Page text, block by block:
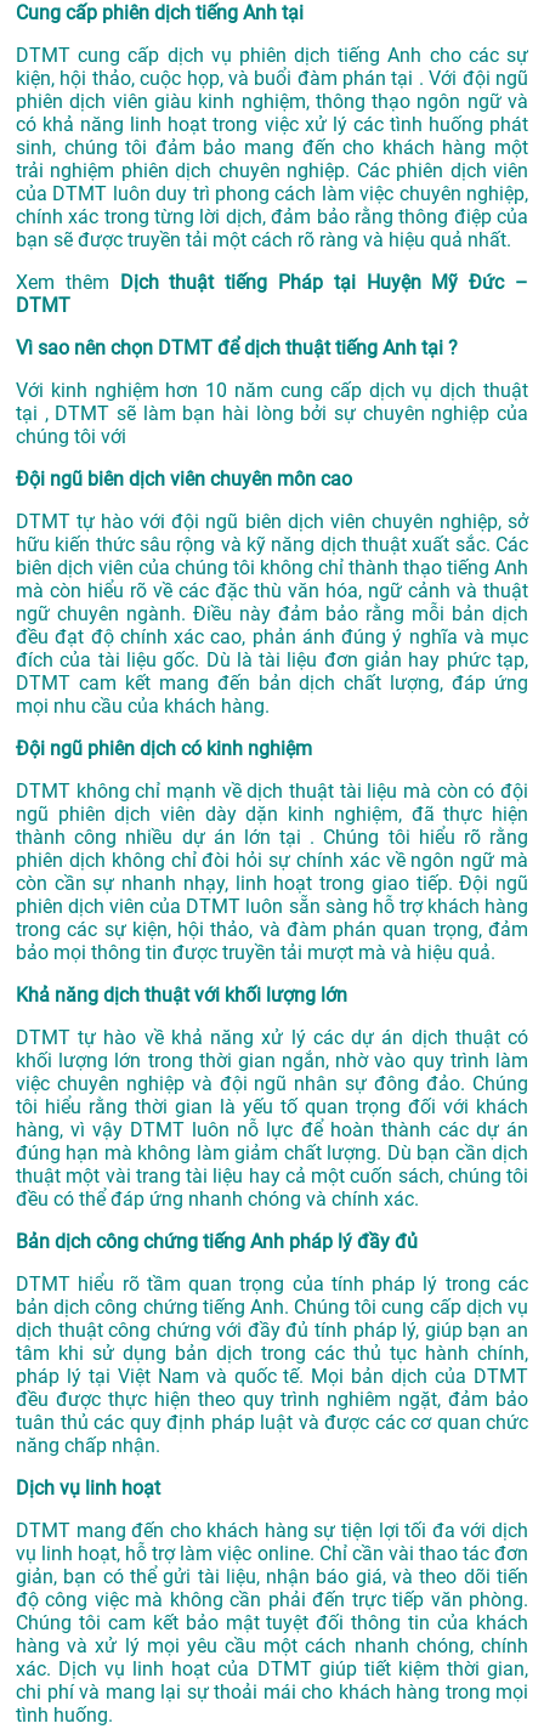
Cung cấp phiên dịch tiếng Anh tại
DTMT cung cấp dịch vụ phiên dịch tiếng Anh cho các sự
kiện, hội thảo, cuộc họp, và buổi đàm phán tại . Với đội ngũ
phiên dịch viên giàu kinh nghiệm, thông thạo ngôn ngữ và
có khả năng linh hoạt trong việc xử lý các tình huống phát
sinh, chúng tôi đảm bảo mang đến cho khách hàng một
trải nghiệm phiên dịch chuyên nghiệp. Các phiên dịch viên
của DTMT luôn duy trì phong cách làm việc chuyên nghiệp,
chính xác trong từng lời dịch, đảm bảo rằng thông điệp của
bạn sẽ được truyền tải một cách rõ ràng và hiệu quả nhất.
Xem thêm
Dịch thuật tiếng Pháp tại Huyện Mỹ Đức –
DTMT
Vì sao nên chọn DTMT để dịch thuật tiếng Anh tại ?
Với kinh nghiệm hơn 10 năm cung cấp dịch vụdịch thuật
tại , DTMT sẽ làm bạn hài lòng bởi sự chuyên nghiệp của
chúng tôi với
Đội ngũ biên dịch viên chuyên môn cao
DTMT tự hào với đội ngũ biên dịch viên chuyên nghiệp, sở
hữu kiến thức sâu rộng và kỹ năng dịch thuật xuất sắc. Các
biên dịch viên của chúng tôi không chỉ thành thạo tiếng Anh
mà còn hiểu rõ về các đặc thù văn hóa, ngữ cảnh và thuật
ngữ chuyên ngành. Điều này đảm bảo rằng mỗi bản dịch
đều đạt độ chính xác cao, phản ánh đúng ý nghĩa và mục
đích của tài liệu gốc. Dù là tài liệu đơn giản hay phức tạp,
DTMT cam kết mang đến bản dịch chất lượng, đáp ứng
mọi nhu cầu của khách hàng.
Đội ngũ phiên dịch có kinh nghiệm
DTMT không chỉ mạnh về dịch thuật tài liệu mà còn có đội
ngũ phiên dịch viên dày dặn kinh nghiệm, đã thực hiện
thành công nhiều dự án lớn tại . Chúng tôi hiểu rõ rằng
phiên dịch không chỉ đòi hỏi sự chính xác về ngôn ngữ mà
còn cần sự nhanh nhạy, linh hoạt trong giao tiếp. Đội ngũ
phiên dịch viên của DTMT luôn sẵn sàng hỗ trợ khách hàng
trong các sự kiện, hội thảo, và đàm phán quan trọng, đảm
bảo mọi thông tin được truyền tải mượt mà và hiệu quả.
Khả năng dịch thuật với khối lượng lớn
DTMT tự hào về khả năng xử lý các dự án dịch thuật có
khối lượng lớn trong thời gian ngắn, nhờ vào quy trình làm
việc chuyên nghiệp và đội ngũ nhân sự đông đảo. Chúng
tôi hiểu rằng thời gian là yếu tố quan trọng đối với khách
hàng, vì vậy DTMT luôn nỗ lực để hoàn thành các dự án
đúng hạn mà không làm giảm chất lượng. Dù bạn cần dịch
thuật một vài trang tài liệu hay cả một cuốn sách, chúng tôi
đều có thể đáp ứng nhanh chóng và chính xác.
Bản dịch công chứng tiếng Anh pháp lý đầy đủ
DTMT hiểu rõ tầm quan trọng của tính pháp lý trong các
bản dịch công chứng tiếng Anh. Chúng tôi cung cấp dịch vụ
dịch thuật công chứng với đầy đủ tính pháp lý, giúp bạn an
tâm khi sử dụng bản dịch trong các thủ tục hành chính,
pháp lý tại Việt Nam và quốc tế. Mọi bản dịch của DTMT
đều được thực hiện theo quy trình nghiêm ngặt, đảm bảo
tuân thủ các quy định pháp luật và được các cơ quan chức
năng chấp nhận.
Dịch vụ linh hoạt
DTMT mang đến cho khách hàng sự tiện lợi tối đa với dịch
vụ linh hoạt, hỗ trợ làm việc online. Chỉ cần vài thao tác đơn
giản, bạn có thể gửi tài liệu, nhận báo giá, và theo dõi tiến
độ công việc mà không cần phải đến trực tiếp văn phòng.
Chúng tôi cam kết bảo mật tuyệt đối thông tin của khách
hàng và xử lý mọi yêu cầu một cách nhanh chóng, chính
xác. Dịch vụ linh hoạt của DTMT giúp tiết kiệm thời gian,
chi phí và mang lại sự thoải mái cho khách hàng trong mọi
tình huống.